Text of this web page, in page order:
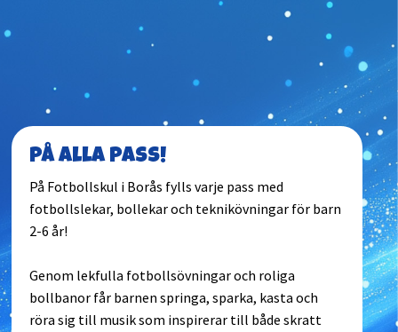
På alla pass!
På Fotbollskul i Borås fylls varje pass med
fotbollslekar, bollekar och teknikövningar för barn
2-6 år!
Genom lekfulla fotbollsövningar och roliga
bollbanor får barnen springa, sparka, kasta och
röra sig till musik som inspirerar till både skratt